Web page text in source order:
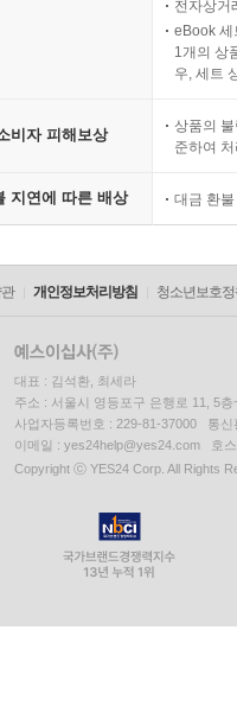
전자상거
eBook 세
1개의 상
우, 세트
비자 피해보상
상품의
준하여 처
지연에 따른 배상 대금 환
개인정보처리방침 청소년보호정
대표 : 김석환, 최세라
주소 : 서울시 영등포구 은행로 11, 5
사업자등록번호 : 229-81-37000 통
이메일 : yes24help@yes24.com 호
Copyright ⓒ YES24 Corp. All Rights